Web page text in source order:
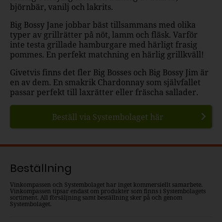
björnbär, vanilj och lakrits.
Big Bossy Jane jobbar bäst tillsammans med olika
typer av grillrätter på nöt, lamm och fläsk. Varför
inte testa grillade hamburgare med härligt frasig
pommes. En perfekt matchning en härlig grillkväll!
Givetvis finns det fler Big Bosses och Big Bossy Jim är
en av dem. En smakrik Chardonnay som självfallet
passar perfekt till laxrätter eller fräscha sallader.
Beställ via Systembolaget här
Beställning
Vinkompassen och Systembolaget har inget kommersiellt samarbete.
Vinkompassen tipsar endast om produkter som finns i Systembolagets
sortiment. All försäljning samt beställning sker på och genom
Systembolaget.